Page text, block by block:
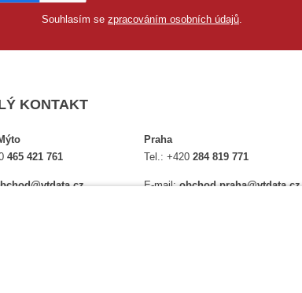
Souhlasím se zpracováním osobních údajů
KONTAKT
465 421 761
Praha
Tel.:+420284 819 771
E-mail:obchod.praha@vtdata.cz